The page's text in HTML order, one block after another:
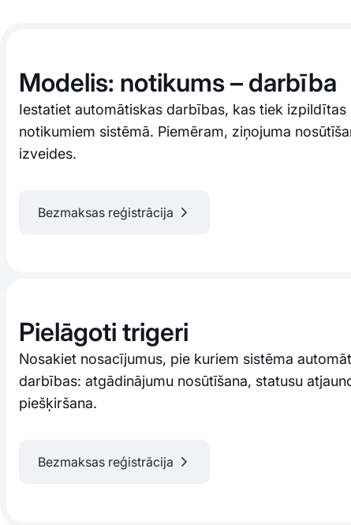
Modelis: notikums – darbība
Iestatiet automātiskas darbības, kas tiek
notikumiem sistēmā. Piemēram, ziņojuma
izveides.
Bezmaksas reģistrācija
Pielāgoti trigeri
Nosakiet nosacījumus, pie kuriem sistēma
darbības: atgādinājumu nosūtīšana, statusu
piešķiršana.
Bezmaksas reģistrācija